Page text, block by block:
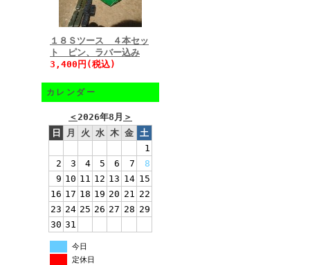
１８Ｓツース ４本セッ
ト ピン、ラバー込み
3,400円(税込)
カレンダー
＜2026年8月 ＞
日
月 火 水 木 金 土
1
2
3 4 5 6 7
8
9 10 11 12 13 14 15
16 17 18 19 20 21 22
23 24 25 26 27 28 29
30 31
今日
定休日